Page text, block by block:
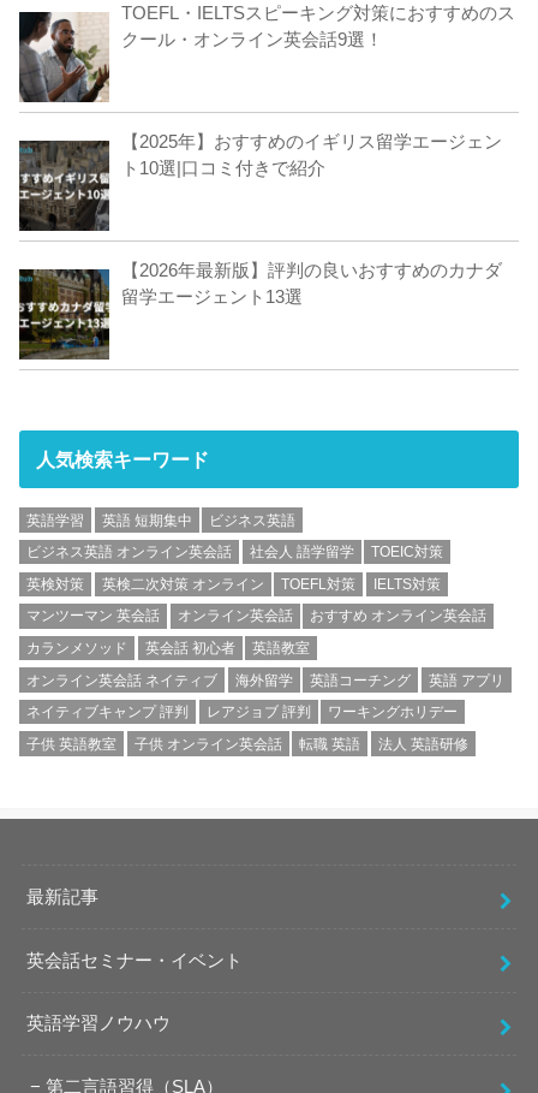
TOEFL・IELTSスピーキング対策におすすめのス
クール・オンライン英会話9選！
【2025年】おすすめのイギリス留学エージェン
ト10選|口コミ付きで紹介
【2026年最新版】評判の良いおすすめのカナダ
留学エージェント13選
人気検索キーワード
英語学習 英語 短期集中
ビジネス英語
ビジネス英語 オンライン英会話
社会人 語学留学
TOEIC対策
英検対策
英検二次対策 オンライン TOEFL対策
IELTS対策
マンツーマン 英会話
オンライン英会話
おすすめ オンライン英会話
カランメソッド
英会話 初心者
英語教室
オンライン英会話 ネイティブ
海外留学 英語コーチング
英語 アプリ
ネイティブキャンプ 評判
レアジョブ 評判
ワーキングホリデー
子供 英語教室
子供 オンライン英会話 転職 英語 法人 英語研修
最新記事
英会話セミナー・イベント
英語学習ノウハウ
第二言語習得（SLA）